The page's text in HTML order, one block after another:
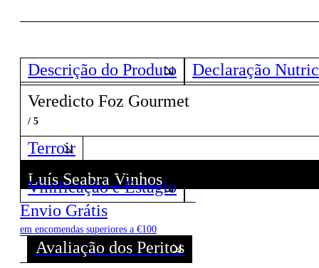
Descrição do Produto
Declaração
Veredicto Foz Gourmet
/ 5
Terroir
Luís Seabra Vinhos
Descubra todos os Vinhos deste Produtor!
Vinificação e Estágio
Envio Grátis
em encomendas superiores a €100
Avaliação dos Peritos